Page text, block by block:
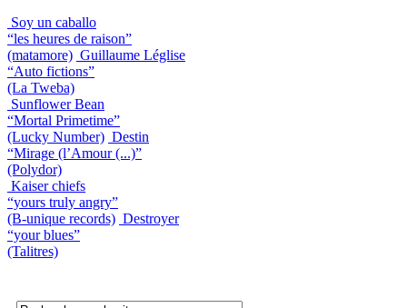
Soy un caballo
“les heures de raison”
(matamore) Guillaume Léglise
“Auto fictions”
(La Tweba)
Sunflower Bean
“Mortal Primetime”
(Lucky Number) Destin
“Mirage (l’Amour (...)”
(Polydor)
Kaiser chiefs
“yours truly angry”
(B-unique records) Destroyer
“your blues”
(Talitres)